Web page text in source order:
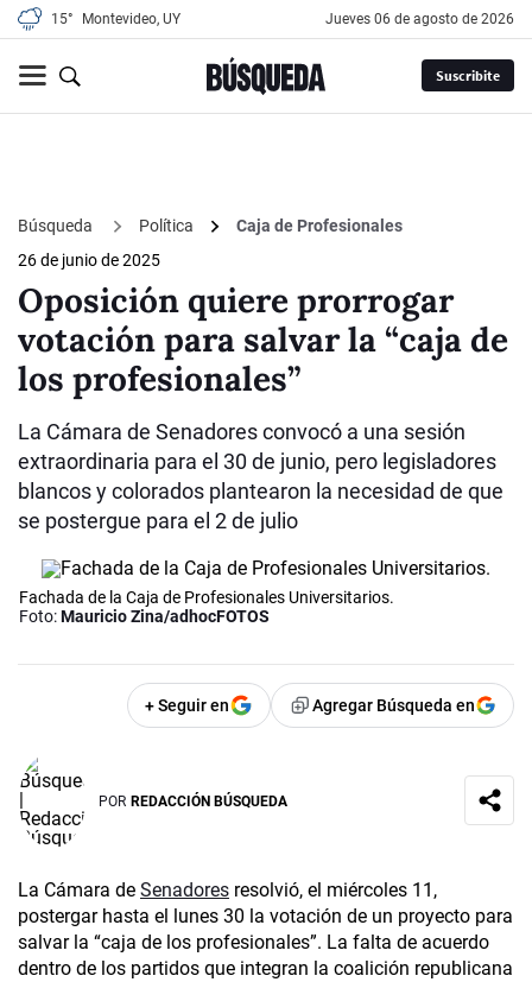
15° Montevideo, UY jueves 06 de agosto de 2026
Suscribite
Búsqueda Política
Caja de Profesionales
26 de junio de 2025
Oposición quiere prorrogar
votación para salvar la “caja de
los profesionales”
La Cámara de Senadores convocó a una sesión
extraordinaria para el 30 de junio, pero legisladores
blancos y colorados plantearon la necesidad de que
se postergue para el 2 de julio
Fachada de la Caja de Profesionales Universitarios.
Foto:Mauricio Zina/adhocFOTOS
+ Seguir en Agregar Búsqueda en
POR REDACCIÓN BÚSQUEDA
La Cámara de Senadores resolvió, el miércoles 11,
postergar hasta el lunes 30 la votación de un proyecto para
salvar la “caja de los profesionales”. La falta de acuerdo
dentro de los partidos que integran la coalición republicana